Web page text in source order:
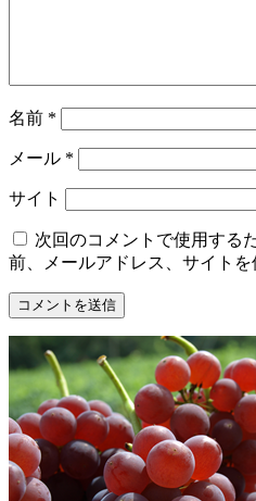
名前 *
メール *
サイト
次回のコメントで使用する
前、メールアドレス、サイトを